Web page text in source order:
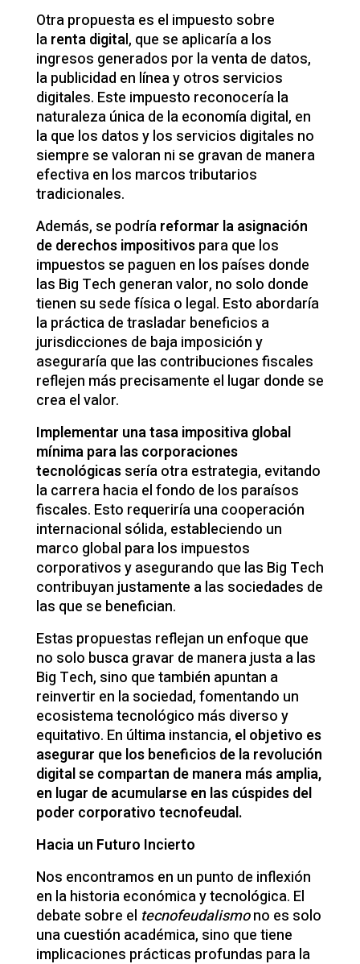
Otra propuesta es el impuesto sobre
larenta digital, que se aplicaría a los
ingresos generados por la venta de datos,
la publicidad en línea y otros servicios
digitales. Este impuesto reconocería la
naturaleza única de la economía digital, en
la que los datos y los servicios digitales no
siempre se valoran ni se gravan de manera
efectiva en los marcos tributarios
tradicionales.
Además, se podríareformar la asignación
de derechos impositivospara que los
impuestos se paguen en los países donde
las Big Tech generan valor, no solo donde
tienen su sede física o legal. Esto abordaría
la práctica de trasladar beneficios a
jurisdicciones de baja imposición y
aseguraría que las contribuciones fiscales
reflejen más precisamente el lugar donde se
crea el valor.
Implementar una tasa impositiva global
mínima para las corporaciones
tecnológicassería otra estrategia, evitando
la carrera hacia el fondo de los paraísos
fiscales. Esto requeriría una cooperación
internacional sólida, estableciendo un
marco global para los impuestos
corporativos y asegurando que las Big Tech
contribuyan justamente a las sociedades de
las que se benefician.
Estas propuestas reflejan un enfoque que
no solo busca gravar de manera justa a las
Big Tech, sino que también apuntan a
reinvertir en la sociedad, fomentando un
ecosistema tecnológico más diverso y
equitativo. En última instancia, el objetivo es
asegurar que los beneficios de la revolución
digital se compartan de manera más amplia,
en lugar de acumularse en las cúspides del
poder corporativo tecnofeudal.
Hacia un Futuro Incierto
Nos encontramos en un punto de inflexión
en la historia económica y tecnológica. El
debate sobre el tecnofeudalismono es solo
una cuestión académica, sino que tiene
implicaciones prácticas profundas para la